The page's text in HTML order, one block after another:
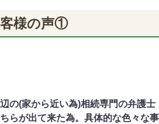
様の声①
の(家から近い為)相続専門の弁護士
らが出て来た為。具体的な色々な